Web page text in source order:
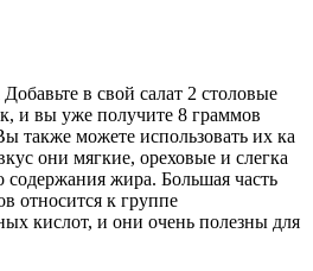
в свой салат 2 столовые
и вы уже получите 8 граммов
также можете использовать их ка
они мягкие, ореховые и слегка
содержания жира. Большая часть
относится к группе
кислот, и они очень полезны для